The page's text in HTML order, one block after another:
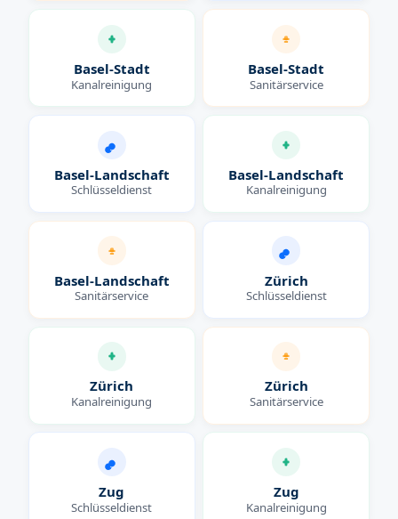
Basel-Stadt
Kanalreinigung
Basel-Stadt
Sanitärservice
Basel-Landschaft
Schlüsseldienst
Basel-Landschaft
Kanalreinigung
Basel-Landschaft
Sanitärservice
Zürich
Schlüsseldienst
Zürich
Kanalreinigung
Zürich
Sanitärservice
Zug
Schlüsseldienst
Zug
Kanalreinigung